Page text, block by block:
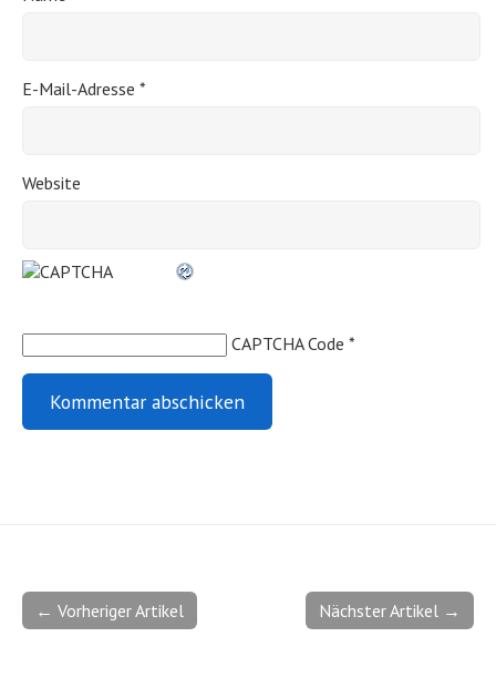
E-Mail-Adresse *
Website
CAPTCHA Code *
Nächster Artikel →
← Vorheriger Artikel